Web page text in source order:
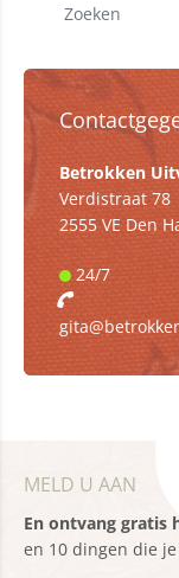
Betrokken
Verdistraat 78
2555 VE Den
24/7
MELD U AAN
En ontvang gratis
en 10 dingen die